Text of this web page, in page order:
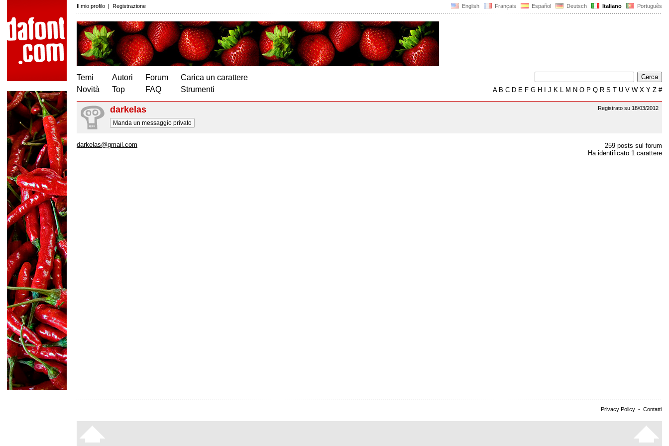
English Français Español Deutsch Italiano Português
Il mio profilo | Registrazione
Temi
Novità
Autori
Top
Forum
FAQ
Carica un carattere
Strumenti
AB C D E F G H J K L M N O P Q R S T U V W X Y Z #
Registrato su 18/03/2012
darkelas
Manda un messaggio privato
259 posts sul forum
Ha identificato 1 carattere
darkelas@gmail.com
Privacy Policy - Contatti